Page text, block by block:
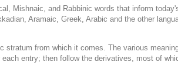
Mishnaic, and Rabbinic words that inform
Aramaic, Greek, Arabic and the other
from which it comes. The various
entry; then follow the derivatives, most of